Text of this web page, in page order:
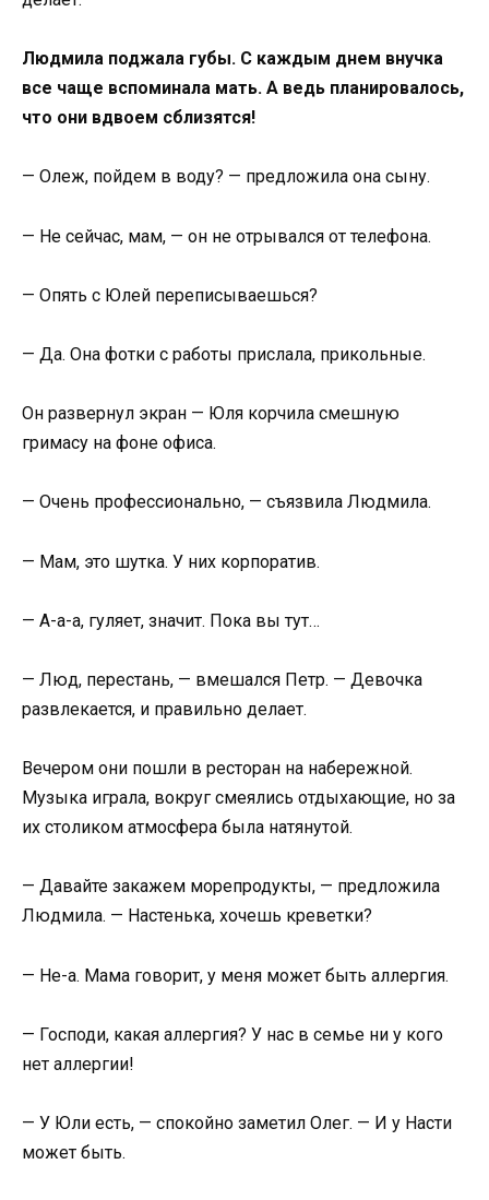
Людмила поджала губы. С каждым днем внучка
все чаще вспоминала мать. А ведь планировалось,
что они вдвоем сблизятся!
— Олеж, пойдем в воду? — предложила она сыну.
— Не сейчас, мам, — он не отрывался от телефона.
— Опять с Юлей переписываешься?
— Да. Она фотки с работы прислала, прикольные.
Он развернул экран — Юля корчила смешную
гримасу на фоне офиса.
— Очень профессионально, — съязвила Людмила.
— Мам, это шутка. У них корпоратив.
— А-а-а, гуляет, значит. Пока вы тут…
— Люд, перестань, — вмешался Петр. — Девочка
развлекается, и правильно делает.
Вечером они пошли в ресторан на набережной.
Музыка играла, вокруг смеялись отдыхающие, но за
их столиком атмосфера была натянутой.
— Давайте закажем морепродукты, — предложила
Людмила. — Настенька, хочешь креветки?
— Не-а. Мама говорит, у меня может быть аллергия.
— Господи, какая аллергия? У нас в семье ни у кого
нет аллергии!
— У Юли есть, — спокойно заметил Олег. — И у Насти
может быть.